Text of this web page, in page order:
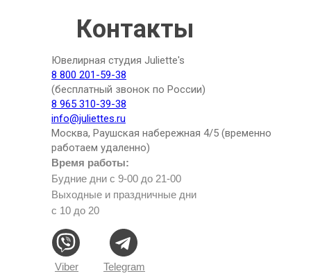
Время работы:
Будние дни с 9-00 до 21-00
Выходные и праздничные дни
с 10 до 20
Telegram
Viber
Ювелирная студия Juliette's
8 800 201-59-38
(бесплатный звонок по России)
8 965 310-39-38
info@juliettes.ru
Москва, Раушская набережная 4/5 (временно
работаем удаленно)
Контакты